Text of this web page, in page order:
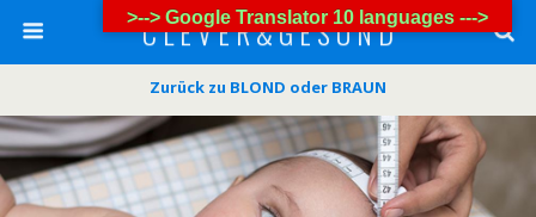
C L E V E R & G E S U N D
Zurück zu BLOND oder BRAUN
>--> Google Translator 10 languages --->